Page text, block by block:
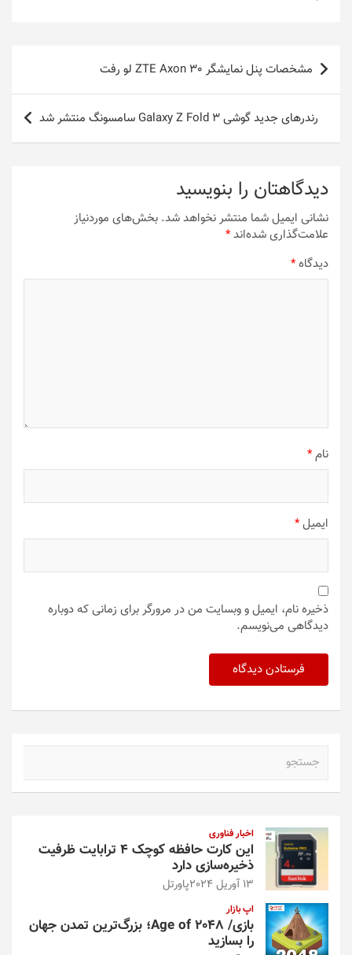
راهبری
نوشتهمشخصات پنل نمایشگر ZTE Axon 30 لو رفت
رندرهای جدید گوشی Galaxy Z Fold 3 سامسونگ منتشر شد
دیدگاهتان را بنویسید
نشانی ایمیل شما منتشر نخواهد شد. بخش‌های موردنیاز
علامت‌گذاری شده‌اند*
دیدگاه*
نام*
ایمیل*
ذخیره نام، ایمیل و وبسایت من در مرورگر برای زمانی که دوباره
دیدگاهی می‌نویسم.
اخبار فناوری
این کارت حافظه کوچک ۴ ترابایت ظرفیت
ذخیره‌سازی دارد
13 آوریل 2024 پاورتل
اپ بازار
بازی/ Age of 2048؛ بزرگ‌ترین تمدن جهان
را بسازید